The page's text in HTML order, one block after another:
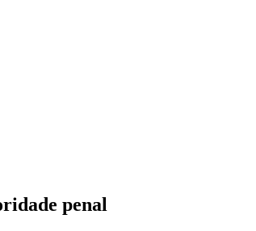
penal